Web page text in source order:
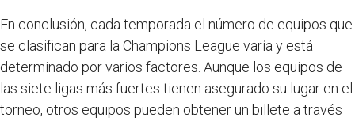
En conclusión, cada temporada el número de equipos que
se clasifican para la Champions League varía y está
determinado por varios factores. Aunque los equipos de
las siete ligas más fuertes tienen asegurado su lugar en el
torneo, otros equipos pueden obtener un billete a través